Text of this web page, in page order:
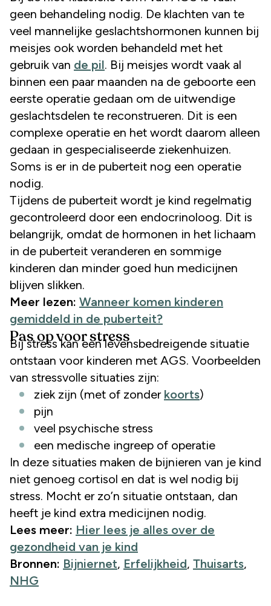
geen behandeling nodig. De klachten van te
veel mannelijke geslachtshormonen kunnen bij
meisjes ook worden behandeld met het
gebruik van de pil. Bij meisjes wordt vaak al
binnen een paar maanden na de geboorte een
eerste operatie gedaan om de uitwendige
geslachtsdelen te reconstrueren. Dit is een
complexe operatie en het wordt daarom alleen
gedaan in gespecialiseerde ziekenhuizen.
Soms is er in de puberteit nog een operatie
nodig.
Tijdens de puberteit wordt je kind regelmatig
gecontroleerd door een endocrinoloog. Dit is
belangrijk, omdat de hormonen in het lichaam
in de puberteit veranderen en sommige
kinderen dan minder goed hun medicijnen
blijven slikken.
Meer lezen: Wanneer komen kinderen
gemiddeld in de puberteit?
Pas op voor stress
Bij stress kan een levensbedreigende situatie
ontstaan voor kinderen met AGS. Voorbeelden
van stressvolle situaties zijn:
ziek zijn (met of zonder koorts)
pijn
veel psychische stress
een medische ingreep of operatie
In deze situaties maken de bijnieren van je kind
niet genoeg cortisol en dat is wel nodig bij
stress. Mocht er zo’n situatie ontstaan, dan
heeft je kind extra medicijnen nodig.
Lees meer: Hier lees je alles over de
gezondheid van je kind
Bronnen: Bijniernet, Erfelijkheid, Thuisarts,
NHG